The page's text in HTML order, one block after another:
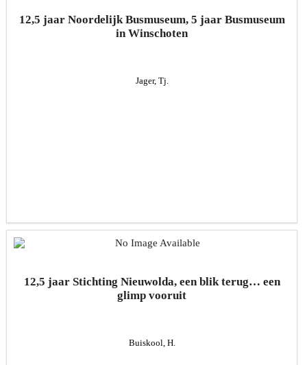
12,5 jaar Noordelijk Busmuseum, 5 jaar Busmuseum
in Winschoten
Jager, Tj.
12,5 jaar Stichting Nieuwolda, een blik terug… een
glimp vooruit
Buiskool, H.